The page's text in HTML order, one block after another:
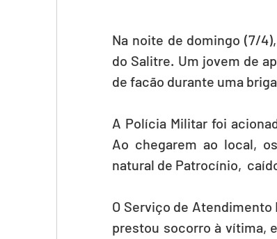
Na noite de domingo (7/
do Salitre. Um jovem de
de facão durante uma
A Polícia Militar foi
Ao chegarem ao local,
natural de Patrocínio,
O Serviço de Atendimento
prestou socorro à vítima,